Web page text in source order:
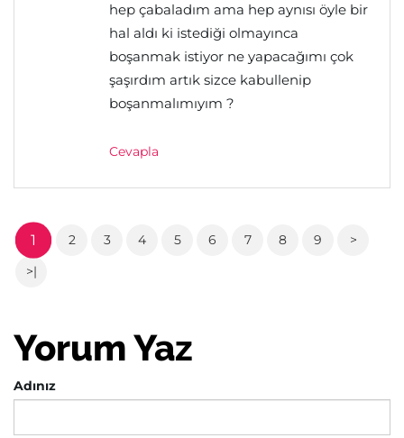
hep çabaladım ama hep aynısı öyle bir
hal aldı ki istediği olmayınca
boşanmak istiyor ne yapacağımı çok
şaşırdım artık sizce kabullenip
boşanmalımıyım ?
Cevapla
1 2 3 4 5 6 7 8 9
>
>|
Yorum Yaz
Adınız